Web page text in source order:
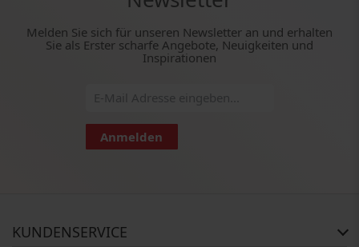
Melden Sie sich für unseren Newsletter an und erhalten
Sie als Erster scharfe Angebote, Neuigkeiten und
Inspirationen
Anmelden
KUNDENSERVICE